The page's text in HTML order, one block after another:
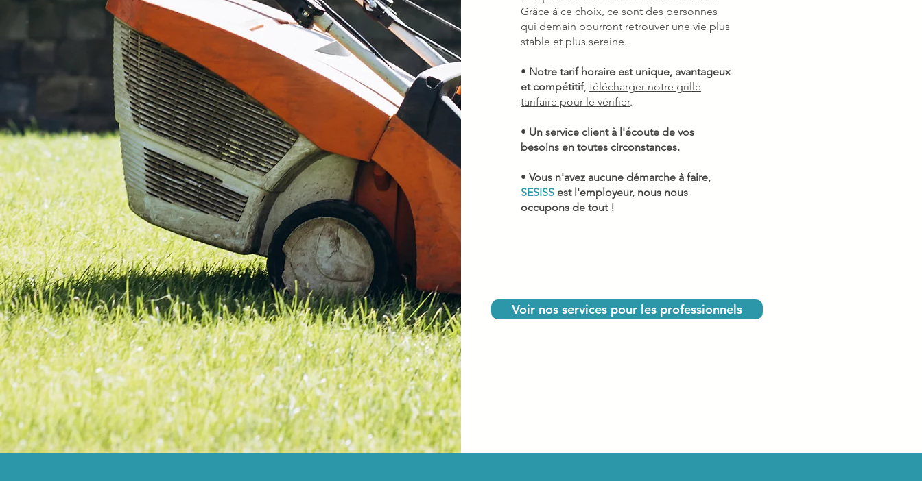
Grâce à ce choix, ce sont des personnes
qui demain pourront retrouver une vie plus
stable et plus sereine.
• Notre tarif horaire est unique, avantageux
et compétitif, télécharger notre grille
tarifaire pour le vérifier.
• Un service client à l'écoute de vos
besoins en toutes circonstances.
• Vous n'avez aucune démarche à faire,
SESISS est l'employeur, nous nous
occupons de tout !
Voir nos services pour les professionnels